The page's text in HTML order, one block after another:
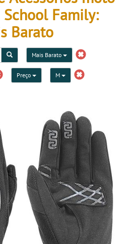
Family:
Barato
Mais Barato
Preço M